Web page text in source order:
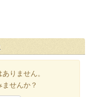
りません。
せんか？